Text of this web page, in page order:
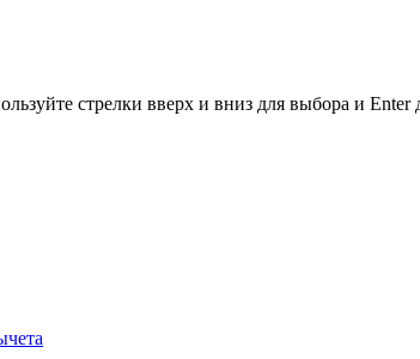
стрелки вверх и вниз для выбора и